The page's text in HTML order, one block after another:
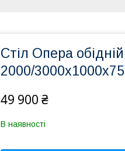
Стіл Опера
2000/
49 900 ₴
В наявності